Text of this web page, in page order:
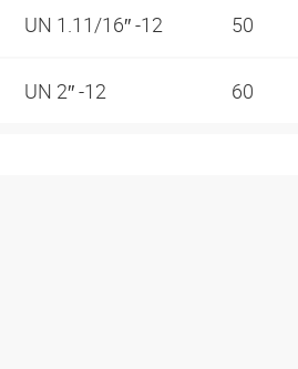
UN 1.11/16″ -12 50
UN 2″ -12 60